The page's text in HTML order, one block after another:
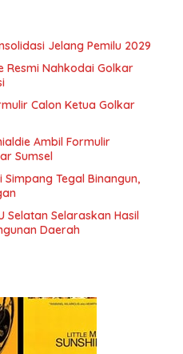
Jelang Pemilu 2029
Resmi Nahkodai Golkar
Calon Ketua Golkar
Ambil Formulir
Sumsel
Tegal Binangun,
Selatan Selaraskan Hasil
Daerah